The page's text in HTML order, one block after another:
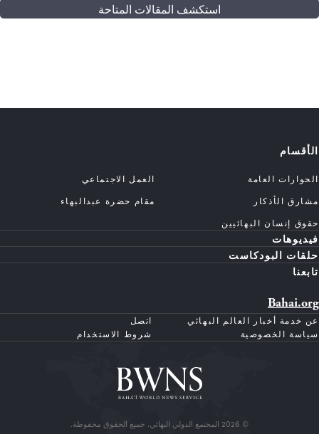
استكشف المقالات المتاحة
الأقسام
الحوارات العامة
العمل الاجتماعي
مشارق الأذكار
مقام حضرة عبدالبهاء
حقوق إنسان البهائيين
فيديوهات
حلقات البودكاست
تابعنا
Bahai.org
عن خدمة أخبار العالم البهائي
اتصل
سياسة الخصوصية
شروط الاستخدام
© 2026 المجتمع الدولي البهائي. جميع الحقوق محفوظة.